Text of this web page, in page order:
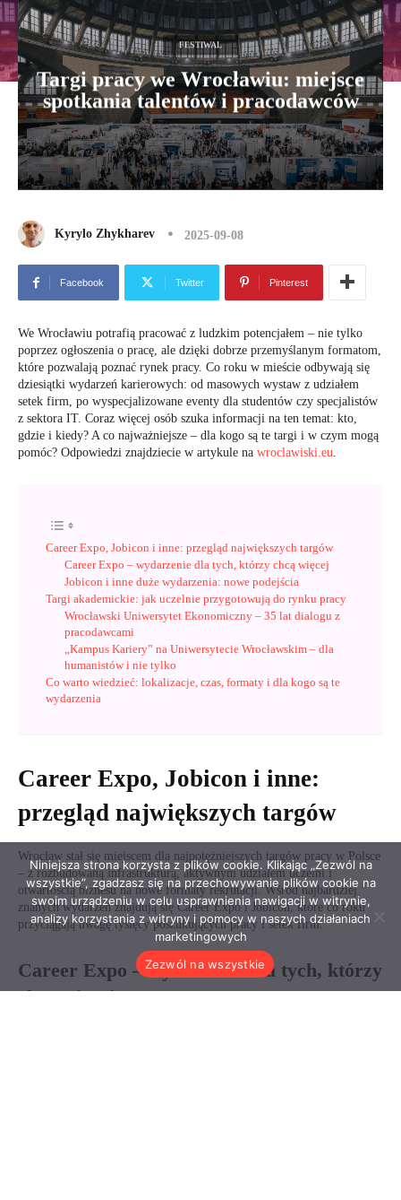
Niniejsza strona korzysta z plików cookie. Klikając „Zezwól na
wszystkie”, zgadzasz się na przechowywanie plików cookie na
swoim urządzeniu w celu usprawnienia nawigacji w witrynie,
analizy korzystania z witryny i pomocy w naszych działaniach
marketingowych
Zezwól na wszystkie